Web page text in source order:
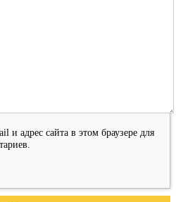
и адрес сайта в этом браузере для